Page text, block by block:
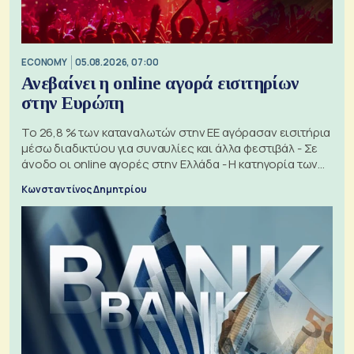
ECONOMY 05.08.2026, 07:00
Ανεβαίνει η online αγορά εισιτηρίων
στην Ευρώπη
Το 26,8 % των καταναλωτών στην ΕΕ αγόρασαν εισιτήρια
μέσω διαδικτύου για συναυλίες και άλλα φεστιβάλ - Σε
άνοδο οι online αγορές στην Ελλάδα - Η κατηγορία των
Κωνσταντίνος Δημητρίου